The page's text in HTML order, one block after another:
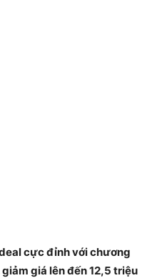
cực đỉnh với chương
giá lên đến 12,5 triệu